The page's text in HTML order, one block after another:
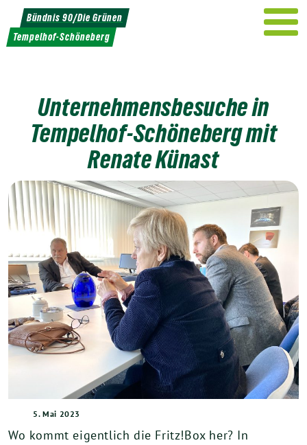
Weiter
zum
Inhalt
Bündnis 90/Die Grünen
Tempelhof-Schöneberg
Unternehmensbesuche in
Tempelhof-Schöneberg mit
Renate Künast
5. Mai 2023
Wo kommt eigentlich die Fritz!Box her? In